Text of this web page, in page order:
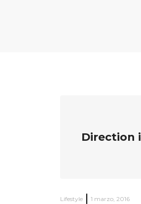
Direction
Lifestyle 1 marzo, 2016